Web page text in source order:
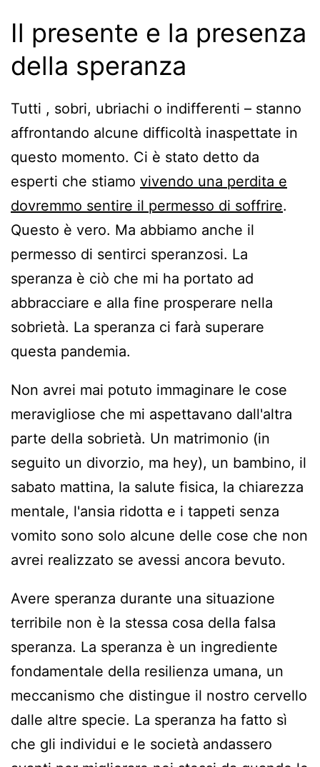
Il presente e la presenza
della speranza
Tutti , sobri, ubriachi o indifferenti – stanno
affrontando alcune difficoltà inaspettate in
questo momento. Ci è stato detto da
esperti che stiamo vivendo una perdita e
dovremmo sentire il permesso di soffrire.
Questo è vero. Ma abbiamo anche il
permesso di sentirci speranzosi. La
speranza è ciò che mi ha portato ad
abbracciare e alla fine prosperare nella
sobrietà. La speranza ci farà superare
questa pandemia.
Non avrei mai potuto immaginare le cose
meravigliose che mi aspettavano dall'altra
parte della sobrietà. Un matrimonio (in
seguito un divorzio, ma hey), un bambino, il
sabato mattina, la salute fisica, la chiarezza
mentale, l'ansia ridotta e i tappeti senza
vomito sono solo alcune delle cose che non
avrei realizzato se avessi ancora bevuto.
Avere speranza durante una situazione
terribile non è la stessa cosa della falsa
speranza. La speranza è un ingrediente
fondamentale della resilienza umana, un
meccanismo che distingue il nostro cervello
dalle altre specie. La speranza ha fatto sì
che gli individui e le società andassero